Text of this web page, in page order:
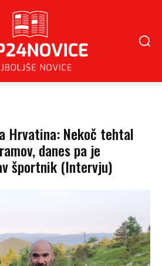
Hrvatina: Nekoč tehtal
danes pa je
športnik (Intervju)